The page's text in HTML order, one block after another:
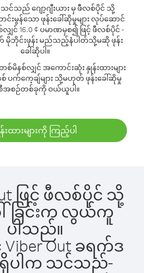
သင်သည် ဂျော့ဂျီးယား မှ ဖီလစ်ပိုင် သို့
မွန်သော ဖုန်းခေါ်ဆိုမှုများ လုပ်ဆောင်
ျှင် 16.0 ¢ ပမာဏမှစ၍ ဖြင့် ဖီလစ်ပိုင် -
မိုဘိုင်းဖုန်း မည်သည့်နံပါတ်သို့မဆို ဖုန်း
ခေါ်ဆိုပါ။
နစ်လျှင် အကောင်းဆုံး နှုန်းထားများ
ပက်ကေ့ချ်များ သို့မဟုတ် ဖုန်းခေါ်ဆိုမှု
အစဉ်တစ်ခုကို ဝယ်ယူပါ။
းထားများကို ကြည့်ပါ
ဖြင့် ဖီလစ်ပိုင် သို့
ါ်ခြင်းက လွယ်ကူ
ပါသည်။
Out ခရက်ဒ
ရှိပါက သင်သည်-